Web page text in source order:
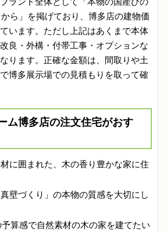
ら」を掲げており、博多店の建物価
います。ただし上記はあくまで本体
良・外構・付帯工事・オプションな
ります。正確な金額は、間取りや土
博多展示場での見積もりを取って確
ム博多店の注文住宅がおす
に囲まれた、木の香り豊かな家に住
壁づくり」の本物の質感を大切にし
算感で自然素材の木の家を建てたい